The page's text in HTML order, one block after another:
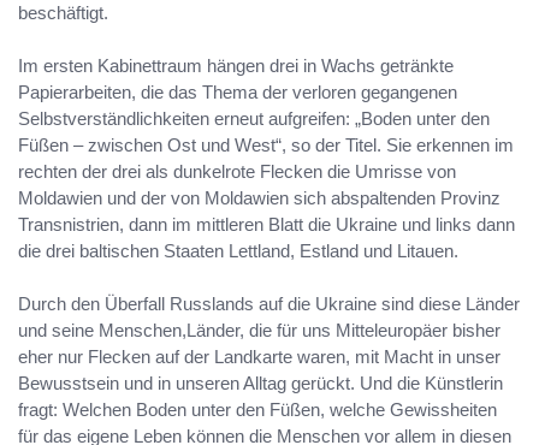
beschäftigt.
Im ersten Kabinettraum hängen drei in Wachs getränkte
Papierarbeiten, die das Thema der verloren gegangenen
Selbstverständlichkeiten erneut aufgreifen: „Boden unter den
Füßen – zwischen Ost und West“, so der Titel. Sie erkennen im
rechten der drei als dunkelrote Flecken die Umrisse von
Moldawien und der von Moldawien sich abspaltenden Provinz
Transnistrien, dann im mittleren Blatt die Ukraine und links dann
die drei baltischen Staaten Lettland, Estland und Litauen.
Durch den Überfall Russlands auf die Ukraine sind diese Länder
und seine Menschen,Länder, die für uns Mitteleuropäer bisher
eher nur Flecken auf der Landkarte waren, mit Macht in unser
Bewusstsein und in unseren Alltag gerückt. Und die Künstlerin
fragt: Welchen Boden unter den Füßen, welche Gewissheiten
für das eigene Leben können die Menschen vor allem in diesen